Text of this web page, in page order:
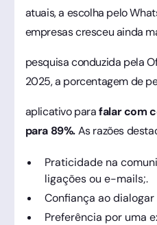
atuais, a escolha pelo
empresas cresceu ainda
pesquisa conduzida pela
2025, a porcentagem de
aplicativo parafalar com
para 89%.As razões
Praticidade na
ligações ou e-mails;.
Confiança ao
Preferência por uma